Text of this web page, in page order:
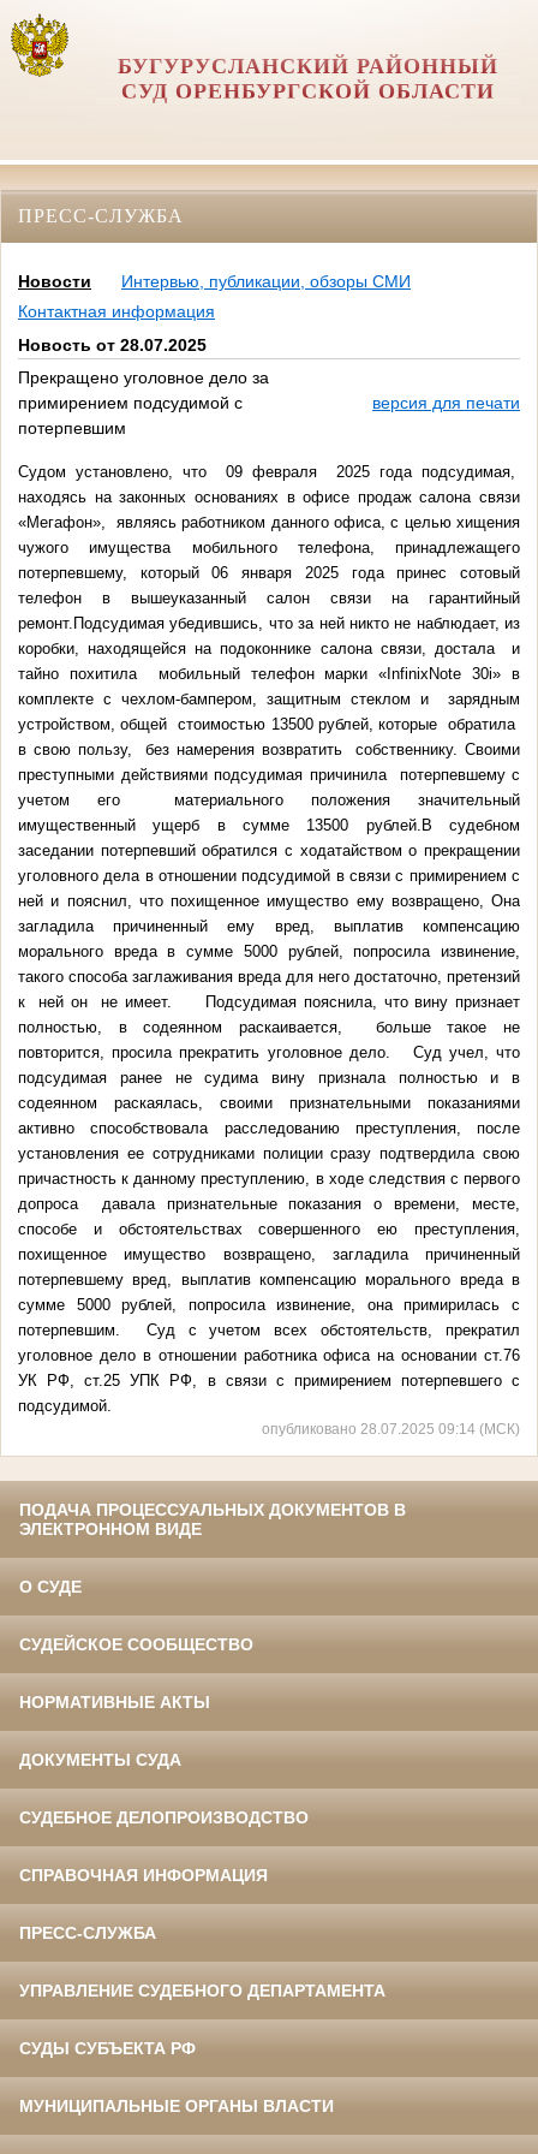
БУГУРУСЛАНСКИЙ РАЙОННЫЙ
СУД ОРЕНБУРГСКОЙ ОБЛАСТИ
ПРЕСС-СЛУЖБА
Новости
Интервью, публикации, обзоры СМИ
Контактная информация
Новость от 28.07.2025
Прекращено уголовное дело за
примирением подсудимой с
потерпевшим
версия для печати
Судом установлено, что 09 февраля 2025 года подсудимая,
находясь на законных основаниях в офисе продаж салона связи
«Мегафон», являясь работником данного офиса, с целью хищения
чужого имущества мобильного телефона, принадлежащего
потерпевшему, который 06 января 2025 года принес сотовый
телефон в вышеуказанный салон связи на гарантийный
ремонт.Подсудимая убедившись, что за ней никто не наблюдает, из
коробки, находящейся на подоконнике салона связи, достала и
тайно похитила мобильный телефон марки «InfinixNote 30i» в
комплекте с чехлом-бампером, защитным стеклом и зарядным
устройством, общей стоимостью 13500 рублей, которые обратила
в свою пользу, без намерения возвратить собственнику. Своими
преступными действиями подсудимая причинила потерпевшему с
учетом его материального положения значительный
имущественный ущерб в сумме 13500 рублей.В судебном
заседании потерпевший обратился с ходатайством о прекращении
уголовного дела в отношении подсудимой в связи с примирением с
ней и пояснил, что похищенное имущество ему возвращено, Она
загладила причиненный ему вред, выплатив компенсацию
морального вреда в сумме 5000 рублей, попросила извинение,
такого способа заглаживания вреда для него достаточно, претензий
к ней он не имеет. Подсудимая пояснила, что вину признает
полностью, в содеянном раскаивается, больше такое не
повторится, просила прекратить уголовное дело. Суд учел, что
подсудимая ранее не судима вину признала полностью и в
содеянном раскаялась, своими признательными показаниями
активно способствовала расследованию преступления, после
установления ее сотрудниками полиции сразу подтвердила свою
причастность к данному преступлению, в ходе следствия с первого
допроса давала признательные показания о времени, месте,
способе и обстоятельствах совершенного ею преступления,
похищенное имущество возвращено, загладила причиненный
потерпевшему вред, выплатив компенсацию морального вреда в
сумме 5000 рублей, попросила извинение, она примирилась с
потерпевшим. Суд с учетом всех обстоятельств, прекратил
уголовное дело в отношении работника офиса на основании ст.76
УК РФ, ст.25 УПК РФ, в связи с примирением потерпевшего с
подсудимой.
опубликовано 28.07.2025 09:14 (МСК)
ПОДАЧА ПРОЦЕССУАЛЬНЫХ ДОКУМЕНТОВ В
ЭЛЕКТРОННОМ ВИДЕ
О СУДЕ
СУДЕЙСКОЕ СООБЩЕСТВО
НОРМАТИВНЫЕ АКТЫ
ДОКУМЕНТЫ СУДА
СУДЕБНОЕ ДЕЛОПРОИЗВОДСТВО
СПРАВОЧНАЯ ИНФОРМАЦИЯ
ПРЕСС-СЛУЖБА
УПРАВЛЕНИЕ СУДЕБНОГО ДЕПАРТАМЕНТА
СУДЫ СУБЪЕКТА РФ
МУНИЦИПАЛЬНЫЕ ОРГАНЫ ВЛАСТИ